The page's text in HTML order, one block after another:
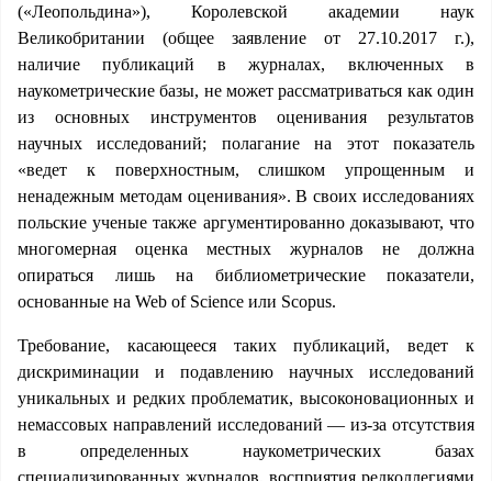
(«Леопольдина»), Королевской академии наук
Великобритании (общее заявление от 27.10.2017 г.),
наличие публикаций в журналах, включенных в
наукометрические базы, не может рассматриваться как один
из основных инструментов оценивания результатов
научных исследований; полагание на этот показатель
«ведет к поверхностным, слишком упрощенным и
ненадежным методам оценивания». В своих исследованиях
польские ученые также аргументированно доказывают, что
многомерная оценка местных журналов не должна
опираться лишь на библиометрические показатели,
основанные на Web of Science или Scopus.
Требование, касающееся таких публикаций, ведет к
дискриминации и подавлению научных исследований
уникальных и редких проблематик, высоконовационных и
немассовых направлений исследований — из-за отсутствия
в определенных наукометрических базах
специализированных журналов, восприятия редколлегиями